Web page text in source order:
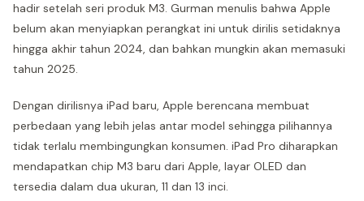
hadir setelah seri produk M3. Gurman menulis bahwa Apple
belum akan menyiapkan perangkat ini untuk dirilis setidaknya
hingga akhir tahun 2024, dan bahkan mungkin akan memasuki
tahun 2025.
Dengan dirilisnya iPad baru, Apple berencana membuat
perbedaan yang lebih jelas antar model sehingga pilihannya
tidak terlalu membingungkan konsumen. iPad Pro diharapkan
mendapatkan chip M3 baru dari Apple, layar OLED dan
tersedia dalam dua ukuran, 11 dan 13 inci.